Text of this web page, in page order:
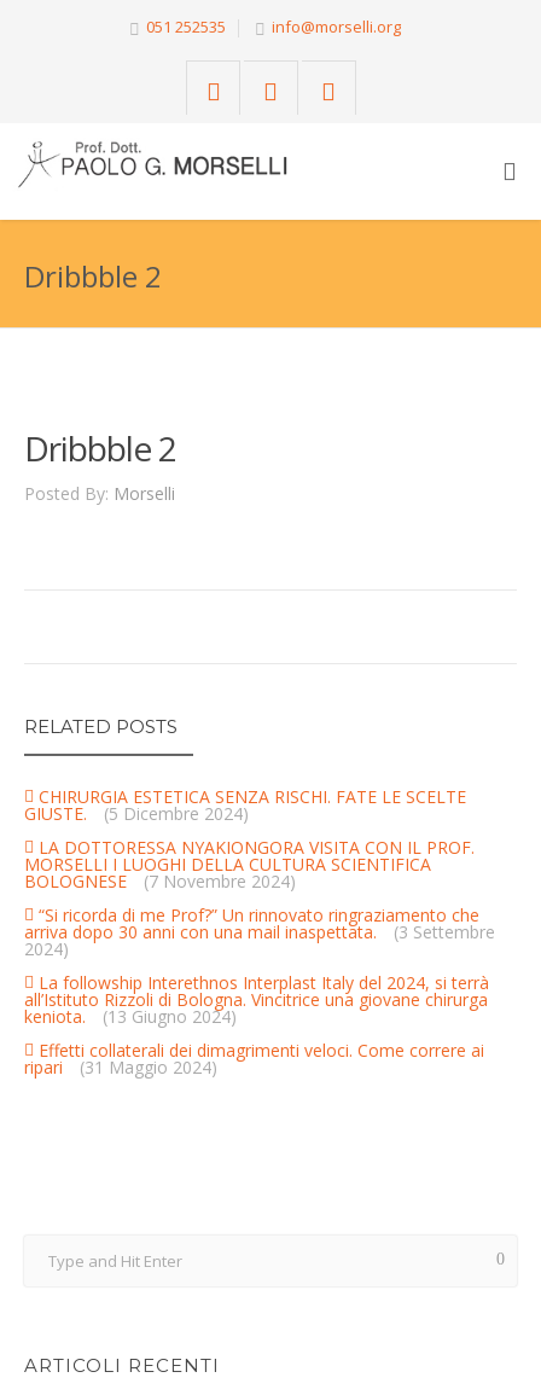
051 252535 info@morselli.org
Dribbble 2
Dribbble 2
Posted By: Morselli
RELATED POSTS
CHIRURGIA ESTETICA SENZA RISCHI. FATE LE SCELTE
GIUSTE.
(5 Dicembre 2024)
LA DOTTORESSA NYAKIONGORA VISITA CON IL PROF.
MORSELLI I LUOGHI DELLA CULTURA SCIENTIFICA
BOLOGNESE
(7 Novembre 2024)
“Si ricorda di me Prof?” Un rinnovato ringraziamento che
arriva dopo 30 anni con una mail inaspettata. (3 Settembre
2024)
La followship Interethnos Interplast Italy del 2024, si terrà
all’Istituto Rizzoli di Bologna. Vincitrice una giovane chirurga
keniota.
(13 Giugno 2024)
Effetti collaterali dei dimagrimenti veloci. Come correre ai
ripari (31 Maggio 2024)
ARTICOLI RECENTI